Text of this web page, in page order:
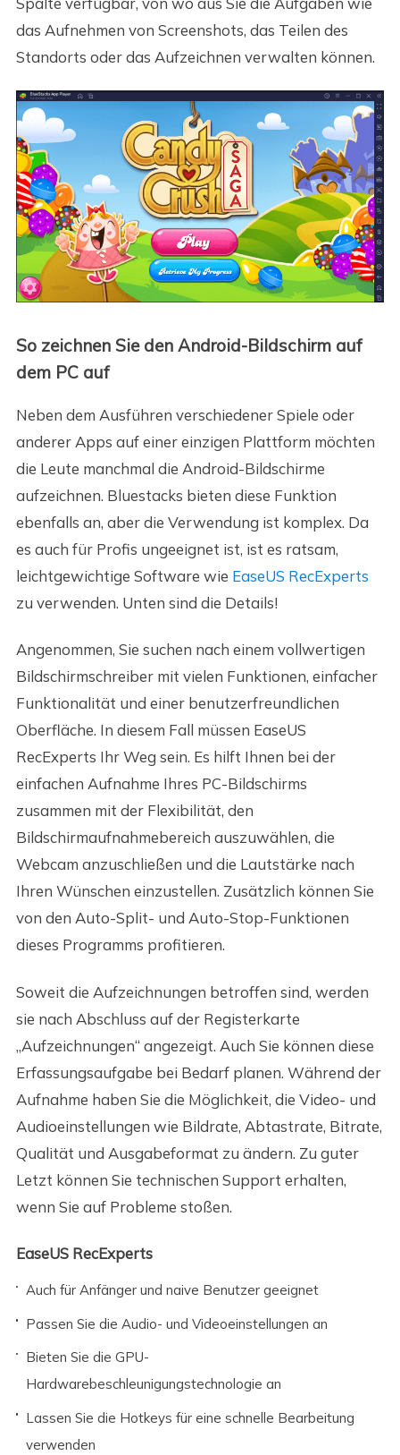
das Aufnehmen von Screenshots, das Teilen des
Standorts oder das Aufzeichnen verwalten können.
So zeichnen Sie den Android-Bildschirm auf
dem PC auf
Neben dem Ausführen verschiedener Spiele oder
anderer Apps auf einer einzigen Plattform möchten
die Leute manchmal die Android-Bildschirme
aufzeichnen. Bluestacks bieten diese Funktion
ebenfalls an, aber die Verwendung ist komplex. Da
es auch für Profis ungeeignet ist, ist es ratsam,
leichtgewichtige Software wie EaseUS RecExperts
zu verwenden. Unten sind die Details!
Angenommen, Sie suchen nach einem vollwertigen
Bildschirmschreiber mit vielen Funktionen, einfacher
Funktionalität und einer benutzerfreundlichen
Oberfläche. In diesem Fall müssen EaseUS
RecExperts Ihr Weg sein. Es hilft Ihnen bei der
einfachen Aufnahme Ihres PC-Bildschirms
zusammen mit der Flexibilität, den
Bildschirmaufnahmebereich auszuwählen, die
Webcam anzuschließen und die Lautstärke nach
Ihren Wünschen einzustellen. Zusätzlich können Sie
von den Auto-Split- und Auto-Stop-Funktionen
dieses Programms profitieren.
Soweit die Aufzeichnungen betroffen sind, werden
sie nach Abschluss auf der Registerkarte
„Aufzeichnungen“ angezeigt. Auch Sie können diese
Erfassungsaufgabe bei Bedarf planen. Während der
Aufnahme haben Sie die Möglichkeit, die Video- und
Audioeinstellungen wie Bildrate, Abtastrate, Bitrate,
Qualität und Ausgabeformat zu ändern. Zu guter
Letzt können Sie technischen Support erhalten,
wenn Sie auf Probleme stoßen.
EaseUS RecExperts
Auch für Anfänger und naive Benutzer geeignet
Passen Sie die Audio- und Videoeinstellungen an
Bieten Sie die GPU-
Hardwarebeschleunigungstechnologie an
Lassen Sie die Hotkeys für eine schnelle Bearbeitung
verwenden